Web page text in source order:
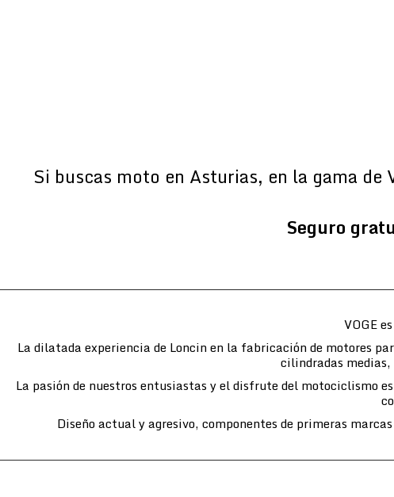
Si buscas moto en Asturias, en la gama
Seguro
VOGE
La dilatada experiencia de Loncin en la fabricación de motores
cilindradas
La pasión de nuestros entusiastas y el disfrute del motociclismo
Diseño actual y agresivo, componentes de primeras